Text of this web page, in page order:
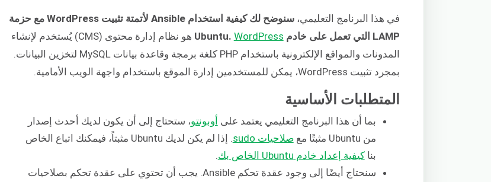
في هذا البرنامج التعليمي،
سنوضح لك كيفية استخدام Ansible لأتمتة تثبيت WordPress مع حزمة
LAMP التي تعمل على خادم Ubuntu.
WordPress
هو نظام إدارة محتوى (CMS) يُستخدم لإنشاء
المدونات والمواقع الإلكترونية باستخدام PHP كلغة برمجة وقاعدة بيانات MySQL لتخزين البيانات.
بمجرد تثبيت WordPress، يمكن للمستخدمين إدارة الموقع باستخدام واجهة الويب الأمامية.
المتطلبات الأساسية
بما أن هذا البرنامج التعليمي يعتمد على أوبونتو، ستحتاج إلى أن يكون لديك أحدث إصدار
من Ubuntu مثبتًا مع
صلاحيات sudo
. إذا لم يكن لديك Ubuntu مثبتاً، فيمكنك اتباع الخاص
بناكيفية إعداد خادم Ubuntu الخاص بك
.
سنحتاج أيضًا إلى وجود عقدة تحكم Ansible. يجب أن تحتوي على عقدة تحكم بصلاحيات